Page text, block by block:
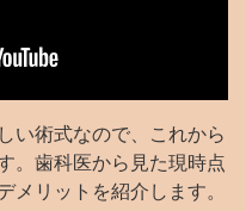
い術式なので、これから
。歯科医から見た現時点
メリットを紹介します。